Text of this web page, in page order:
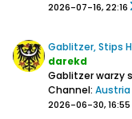
2026-07-16, 22:16
Gablitzer, Stips
darekd
Gablitzer warzy
Channel: Austria
2026-06-30, 16:55